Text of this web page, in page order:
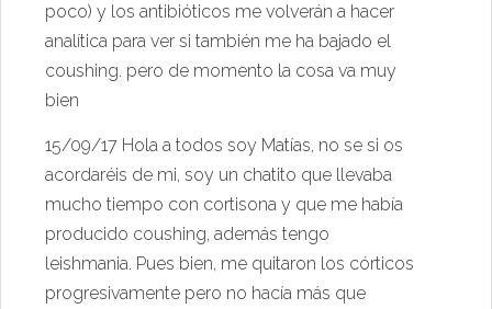
poco) y los antibióticos me volverán a hacer
analítica para ver si también me ha bajado el
coushing. pero de momento la cosa va muy
bien
15/09/17 Hola a todos soy Matías, no se si os
acordaréis de mi, soy un chatito que llevaba
mucho tiempo con cortisona y que me había
producido coushing, además tengo
leishmania. Pues bien, me quitaron los córticos
progresivamente pero no hacía más que